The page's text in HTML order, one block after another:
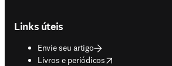
Links úteis
Envie seu artigo
Livros e periódicos
opens in new tab/window